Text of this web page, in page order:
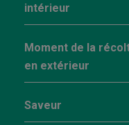
intérieur
Moment de la
en extérieur
Saveur